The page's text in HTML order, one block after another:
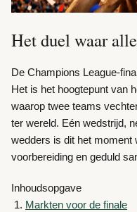
Het duel waar
De Champions League-
Het is het hoogtepunt van
waarop twee teams
ter wereld. Eén wedstrijd,
wedders is dit het moment
voorbereiding en geduld
Inhoudsopgave
Markten voor de finale